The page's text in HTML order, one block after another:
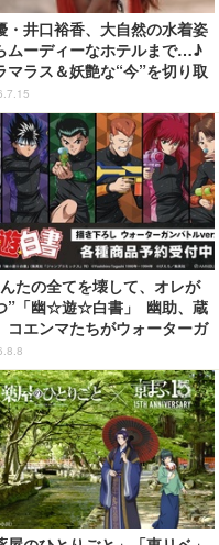
・井口裕香、大自然の水着姿
ムーディーなホテルまで…♪
マラス＆妖艶な“今”を切り取
3冊目写真集が発売中
たの全てを壊して、オレが
”「幽☆遊☆白書」 幽助、蔵
コエンマたちがウォーターガ
トル!? 新作グッズが登場☆